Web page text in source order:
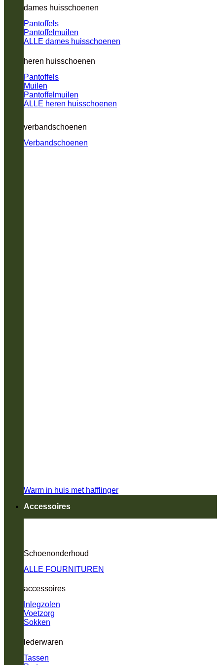
dames huisschoenen
Pantoffels
Pantoffelmuilen
ALLE dames huisschoenen
heren huisschoenen
Pantoffels
Muilen
Pantoffelmuilen
ALLE heren huisschoenen
verbandschoenen
Verbandschoenen
Warm in huis met hafflinger
Accessoires
Schoenonderhoud
ALLE FOURNITUREN
accessoires
Inlegzolen
Voetzorg
Sokken
lederwaren
Tassen